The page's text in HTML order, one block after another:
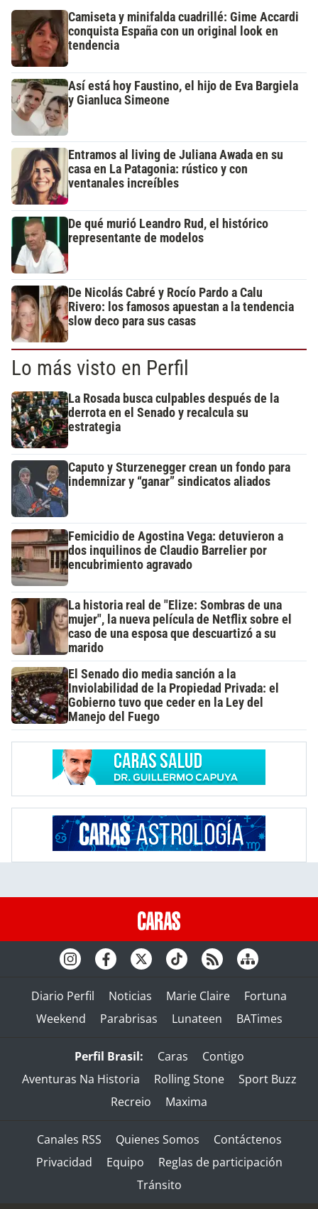
Camiseta y minifalda cuadrillé: Gime Accardi
conquista España con un original look en
tendencia
Así está hoy Faustino, el hijo de Eva Bargiela
y Gianluca Simeone
Entramos al living de Juliana Awada en su
casa en La Patagonia: rústico y con
ventanales increíbles
De qué murió Leandro Rud, el histórico
representante de modelos
De Nicolás Cabré y Rocío Pardo a Calu
Rivero: los famosos apuestan a la tendencia
slow deco para sus casas
Lo más visto en Perfil
La Rosada busca culpables después de la
derrota en el Senado y recalcula su
estrategia
Caputo y Sturzenegger crean un fondo para
indemnizar y “ganar” sindicatos aliados
Femicidio de Agostina Vega: detuvieron a
dos inquilinos de Claudio Barrelier por
encubrimiento agravado
La historia real de "Elize: Sombras de una
mujer", la nueva película de Netflix sobre el
caso de una esposa que descuartizó a su
marido
El Senado dio media sanción a la
Inviolabilidad de la Propiedad Privada: el
Gobierno tuvo que ceder en la Ley del
Manejo del Fuego
Diario Perfil Noticias Marie Claire
Fortuna
Weekend
Parabrisas Lunateen BATimes
Perfil Brasil: Caras
Contigo
Aventuras Na Historia
Rolling Stone
Sport Buzz
Recreio
Maxima
Canales RSS Quienes Somos
Contáctenos
Privacidad
Equipo
Reglas de participación
Tránsito